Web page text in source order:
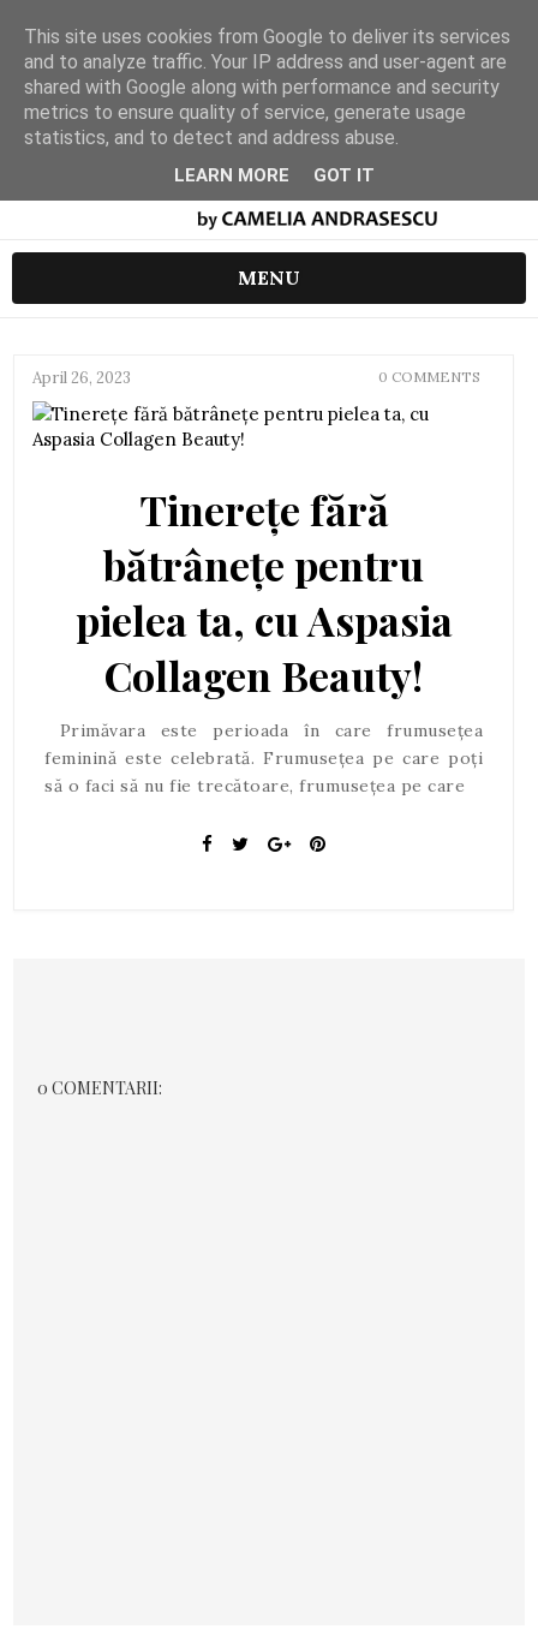
MENU
April 26, 2023 0 COMMENTS
Tinerețe fără
bătrânețe pentru
pielea ta, cu Aspasia
Collagen Beauty!
Primăvara este perioada în care frumusețea
feminină este celebrată. Frumusețea pe care poți
să o faci să nu fie trecătoare, frumusețea pe care
0 COMENTARII:
This site uses cookies from Google to deliver its services
and to analyze traffic. Your IP address and user-agent are
shared with Google along with performance and security
metrics to ensure quality of service, generate usage
statistics, and to detect and address abuse.
LEARN MORE GOT IT